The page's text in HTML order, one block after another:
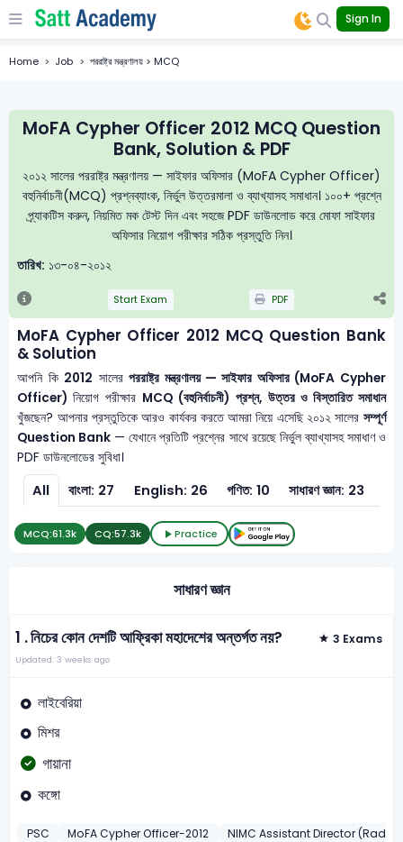
Sign In
Home Job পররাষ্ট্র মন্ত্রণালয় > MCQ
MoFA Cypher Officer 2012 MCQ Question
Bank, Solution & PDF
২০১২ সালের পররাষ্ট্র মন্ত্রণালয় — সাইফার অফিসার (MoFA Cypher Officer)
বহুনির্বাচনী(MCQ) প্রশ্নব্যাংক, নির্ভুল উত্তরমালা ও ব্যাখ্যাসহ সমাধান। ১০০+ প্রশ্নে
প্র্যাকটিস করুন, নিয়মিত মক টেস্ট দিন এবং সহজে PDF ডাউনলোড করে মোফা সাইফার
অফিসার নিয়োগ পরীক্ষার সঠিক প্রস্তুতি নিন।
তারিখ: ১৩-০৪-২০১২
Start Exam PDF
MoFA Cypher Officer 2012 MCQ Question Bank
& Solution
আপনি কি 2012 সালেরপররাষ্ট্র মন্ত্রণালয় — সাইফার অফিসার (MoFA Cypher
Officer)নিয়োগ পরীক্ষার MCQ (বহুনির্বাচনী) প্রশ্ন, উত্তর ও বিস্তারিত সমাধান
খুঁজছেন? আপনার প্রস্তুতিকে আরও কার্যকর করতে আমরা নিয়ে এসেছি ২০১২ সালের সম্পূর্ণ
Question Bank — যেখানে প্রতিটি প্রশ্নের সাথে রয়েছে নির্ভুল ব্যাখ্যাসহ সমাধাণ ও
PDF ডাউনলোডের সুবিধা।
All বাংলা: 27 English: 26 গণিত: 10 সাধারণ জ্ঞান: 23
MCQ:61.3k CQ:57.3k Practice
সাধারণ জ্ঞান
1 .নিচের কোন দেশটি আফ্রিকা মহাদেশের অন্তর্গত নয়? 3 Exams
Updated: 3 weeks ago
লাইবেরিয়া
মিশর
গায়ানা
কঙ্গো
PSC MoFA Cypher Officer-2012 NIMC Assistant Director